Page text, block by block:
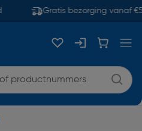
Gratis bezorging vanaf